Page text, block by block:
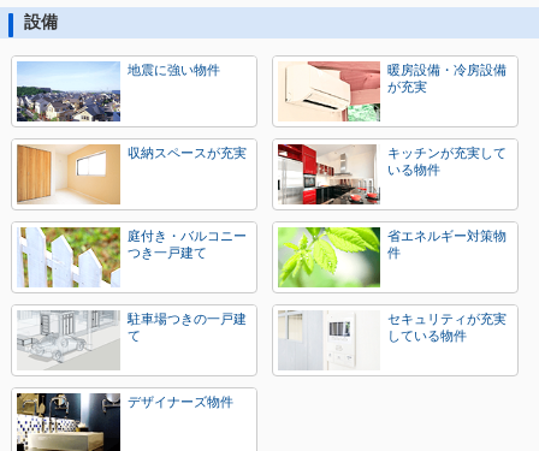
設備
地震に強い物件
暖房設備・冷房設備
が充実
収納スペースが充実
キッチンが充実して
いる物件
庭付き・バルコニー
つき一戸建て
省エネルギー対策物
件
駐車場つきの一戸建
て
セキュリティが充実
している物件
デザイナーズ物件